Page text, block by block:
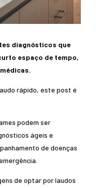
diagnósticos que
espaço de tempo,
rápido, este post é
podem ser
ágeis e
de doenças
de optar por laudos